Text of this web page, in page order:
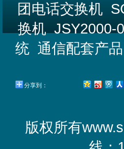
团电话交换机
换机 JSY2000-
统 通信配套产品
分享到：
版权所有